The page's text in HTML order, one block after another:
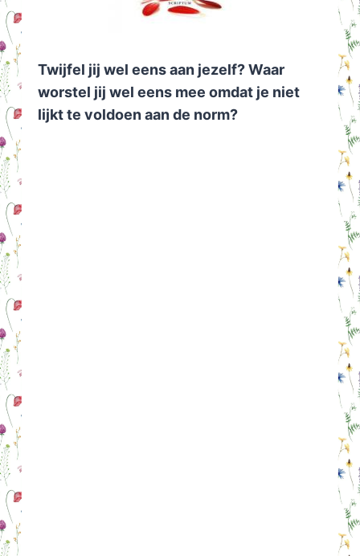
Twijfel jij wel eens aan jezelf? Waar
worstel jij wel eens mee omdat je niet
lijkt te voldoen aan de norm?